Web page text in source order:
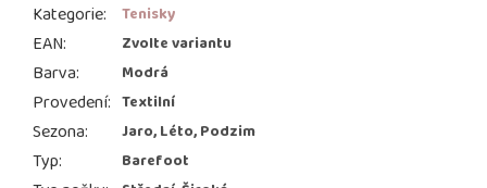
Kategorie: Tenisky
EAN: Zvolte variantu
Barva: Modrá
Provedení: Textilní
Sezona: Jaro, Léto, Podzim
Typ: Barefoot